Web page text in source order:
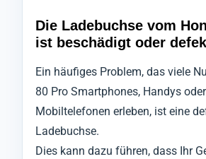
Die Ladebuchse vom
ist beschädigt oder
Ein häufiges Problem, das viele
80 Pro Smartphones, Handys oder
Mobiltelefonen erleben, ist eine
Ladebuchse.
Dies kann dazu führen, dass Ihr